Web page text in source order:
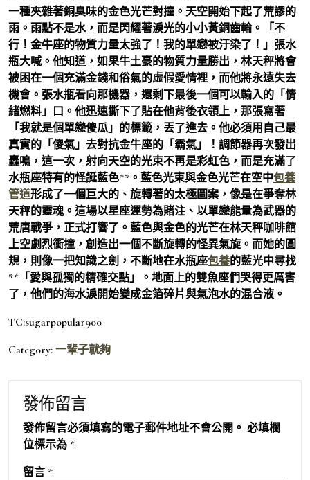
一種夾雜著銅臭味的金色光芒對撞。天空開始下起了荒謬的
雨。雨點不是水，而是閃耀著淚光的小小黃銅齒輪。「不
行！金牛座的物質力量太強了！我的單戀被汙染了！」張水
瓶大喊。他知道，如果牛土豪的物質力量勝出，林天秤將會
被困在一個充滿金錢和俗氣的虛假愛情裡，而他將永遠失去
機會。張水瓶看向那機器，還剩下最後一個可以輸入的「情
緒燃料」口。他迅速撕下了貼在他背後衣領上，那張寫著
「我就是個單戀傻瓜」的標籤，丟了進去。他必須用自己最
真實的「傻氣」去對抗金牛座的「霸氣」！調節器再次發出
轟鳴，這一次，射向天空的光束不再是彩虹色，而是充滿了
水瓶座特有的怪誕藍色**。藍色光束與金色光芒在空中包養
管道形成了一個巨大的、旋轉著的太極圖案，像是在爭奪林
天秤的靈魂。這場以星座運勢為賭注、以單戀能量為武器的
荒唐戰爭，正式打響了。藍色與金色的光芒在林天秤咖啡館
上空劇烈衝撞，創造出一個不斷旋轉的怪異氣旋。而她的圓
規，則像一把知識之劍，不斷地在水瓶座包養的藍光中尋找
**「愛與孤獨的精確交點」。地面上的雙魚座們哭得更厲害
了，他們的海水淚開始變成金箔碎片與氣泡水的混合液。
TC:sugarpopular900
Category: 一輩子就夠
發佈留言
發佈留言必須填寫的電子郵件地址不會公開。 必填欄
位標示為 *
留言 *